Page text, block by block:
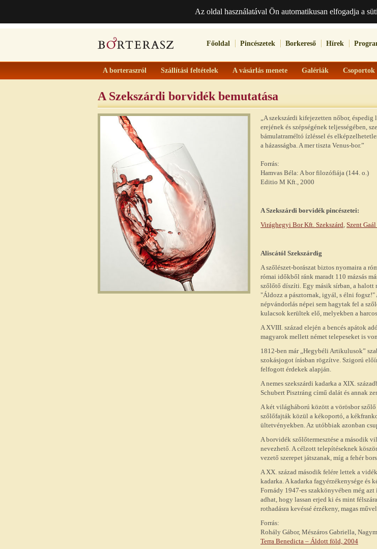
Az oldal használatával Ön automatikusan elfogadja a
Főoldal Pincészetek Borkereső Hírek
A borteraszról Szállítási feltételek A vásárlás menete Galériák Csoportok
A Szekszárdi borvidék bemutatása
„A szekszárdi kifejezetten nőbor,
erejének és szépségének teljességében,
bámulatraméltó ízléssel és
a házasságba. A mer tiszta Venus-bor.”
Forrás:
Hamvas Béla: A bor filozófiája (144. o.)
Editio M Kft., 2000
ASzekszárdi borvidék pincészetei:
Virághegyi Bor Kft. Szekszárd, Szent
Aliscától Szekszárdig
A szőlészet-borászat biztos nyomaira a
római időkből ránk maradt 110 mázsás
szőlőtő díszíti. Egy másik sírban, a
"Áldozz a pásztornak, igyál, s élni
népvándorlás népei sem hagytak fel a
kulacsok kerültek elő, melyekben a
A XVIII. század elején a bencés apátok
magyarok mellett német telepeseket is
1812-ben már „Hegybéli Artikulusok”
szokásjogot írásban rögzítve. Szigorú
felfogott érdekek alapján.
A nemes szekszárdi kadarka a XIX.
Schubert Pisztráng című dalát és annak
A két világháború között a vörösbor
szőlőfajták közül a kékoportó, a
ültetvényekben. Az utóbbiak azonban
A borvidék szőlőtermesztése a második
nevezhető. A célzott telepítéseknek
vezető szerepet játszanak, míg a fehér
A XX. század második felére lettek a
kadarka. A kadarka fagyérzékenysége és
Fornády 1947-es szakkönyvében még
adhat, hogy lassan erjed ki és mint
rothadásra kevéssé érzékeny, magas
Forrás:
Rohály Gábor, Mészáros Gabriella,
Terra Benedicta – Áldott föld, 2004